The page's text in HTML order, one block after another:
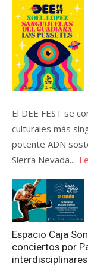
El DEE FEST se
culturales más
potente ADN
Sierra Nevada....
Espacio Caja
conciertos por